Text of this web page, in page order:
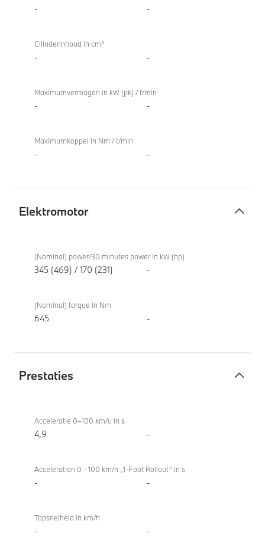
Verbrandingsmotor
xDrive
- -
Cilinderinhoud in cm³
- -
Maximumvermogen in kW (pk) / t/min
- -
Maximumkoppel in Nm / t/min
- -
Elektromotor
iX3 50
xDrive
(Nominal) power/30 minutes power in kW (hp)
345 (469) / 170 (231) -
(Nominal) torque in Nm
645 -
Prestaties
iX3 50
xDrive
Acceleratie 0–100 km/u in s
4,9 -
Acceleration 0 - 100 km/h „1-Foot Rollout“ in s
- -
Topsnelheid in km/h
- -